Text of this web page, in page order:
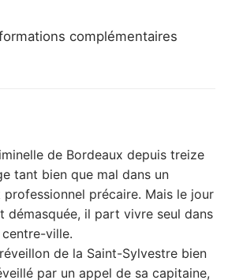
complémentaires
de Bordeaux depuis treize
tant bien que mal dans un
précaire. Mais le jour
démasquée, il part vivre seul dans
ville.
de la Saint-Sylvestre bien
par un appel de sa capitaine,